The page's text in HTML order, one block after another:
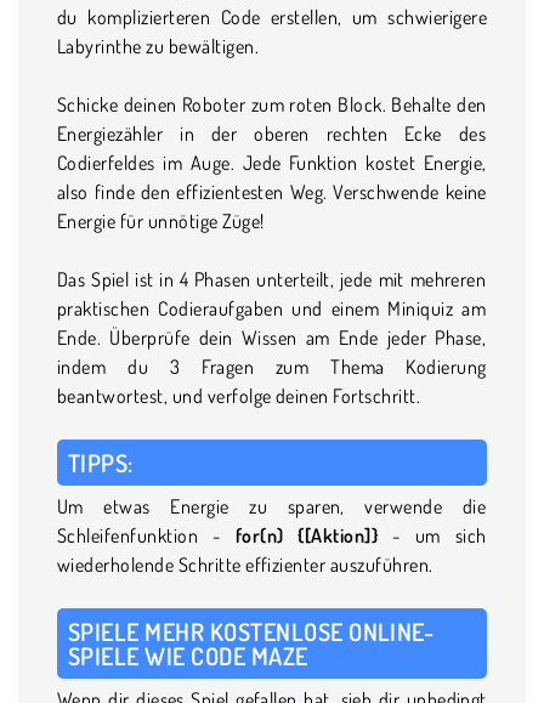
du komplizierteren Code erstellen, um schwierigere
Labyrinthe zu bewältigen.
Schicke deinen Roboter zum roten Block. Behalte den
Energiezähler in der oberen rechten Ecke des
Codierfeldes im Auge. Jede Funktion kostet Energie,
also finde den effizientesten Weg. Verschwende keine
Energie für unnötige Züge!
Das Spiel ist in 4 Phasen unterteilt, jede mit mehreren
praktischen Codieraufgaben und einem Miniquiz am
Ende. Überprüfe dein Wissen am Ende jeder Phase,
indem du 3 Fragen zum Thema Kodierung
beantwortest, und verfolge deinen Fortschritt.
TIPPS:
Um etwas Energie zu sparen, verwende die
Schleifenfunktion - for(n) {[Aktion]}- um sich
wiederholende Schritte effizienter auszuführen.
SPIELE MEHR KOSTENLOSE ONLINE-
SPIELE WIE CODE MAZE